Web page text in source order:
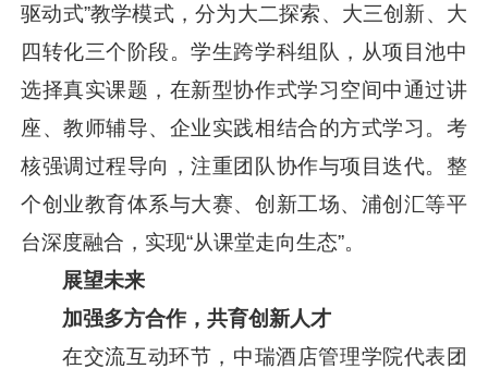
驱动式”教学模式，分为大二探索、大三创新、大
四转化三个阶段。学生跨学科组队，从项目池中
选择真实课题，在新型协作式学习空间中通过讲
座、教师辅导、企业实践相结合的方式学习。考
核强调过程导向，注重团队协作与项目迭代。整
个创业教育体系与大赛、创新工场、浦创汇等平
台深度融合，实现“从课堂走向生态”。
展望未来
加强多方合作，共育创新人才
在交流互动环节，中瑞酒店管理学院代表团